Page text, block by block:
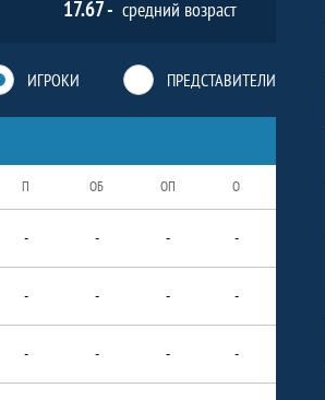
17.67 - средний возраст
ИГРОКИ ПРЕДСТАВИТЕЛИ
П ОБ ОП О
- - - -
- - - -
- - - -